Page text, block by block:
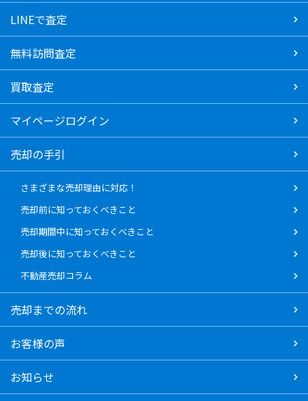
LINEで査定
無料訪問査定
買取査定
マイページログイン
売却の手引
さまざまな売却理由に対応！
売却前に知っておくべきこと
売却期間中に知っておくべきこと
売却後に知っておくべきこと
不動産売却コラム
売却までの流れ
お客様の声
お知らせ